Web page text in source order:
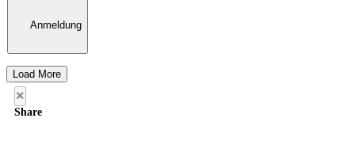
Anmeldung
Load More
×
Share